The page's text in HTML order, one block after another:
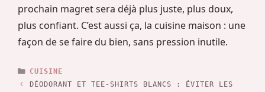
prochain magret sera déjà plus juste, plus doux,
plus confiant. C’est aussi ça, la cuisine maison : une
façon de se faire du bien, sans pression inutile.
CATÉGORIES
CUISINE
DÉODORANT ET TEE-SHIRTS BLANCS : ÉVITER LES